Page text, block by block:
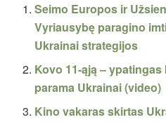
Seimo Europos ir
Vyriausybę paragino
Ukrainai strategijos
Kovo 11-ąją –
parama Ukrainai (video)
Kino vakaras skirtas